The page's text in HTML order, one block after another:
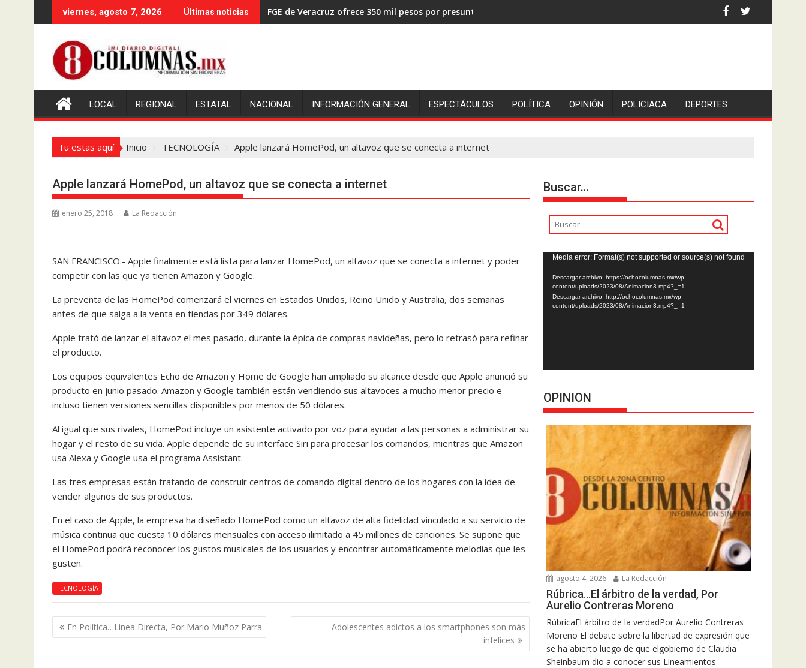
al
viernes, agosto 7, 2026 Últimas noticias FGE de Veracruz ofrece 350 mil pesos por presuntos asesinos de la comunicadora Avisack Douglas.
LOCAL REGIONAL ESTATAL NACIONAL INFORMACIÓN GENERAL ESPECTÁCULOS POLÍTICA OPINIÓN POLICIACA DEPORTES
Tu estas aquí Inicio TECNOLOGÍA Apple lanzará HomePod, un altavoz que se conecta a internet
Apple lanzará HomePod, un altavoz que se conecta a internet
enero 25, 2018 La Redacción
SAN FRANCISCO.- Apple finalmente está lista para lanzar HomePod, un altavoz que se conecta a internet y poder
competir con las que ya tienen Amazon y Google.
La preventa de las HomePod comenzará el viernes en Estados Unidos, Reino Unido y Australia, dos semanas
antes de que salga a la venta en tiendas por 349 dólares.
Apple trató de lanzar el altavoz el mes pasado, durante la épica de compras navideñas, pero lo retrasó para refinar
el producto.
Los equipos equivalentes Echo de Amazon y Home de Google han ampliado su alcance desde que Apple anunció su
producto en junio pasado. Amazon y Google también están vendiendo sus altavoces a mucho menor precio e
incluso tienen versiones sencillas disponibles por menos de 50 dólares.
Al igual que sus rivales, HomePod incluye un asistente activado por voz para ayudar a las personas a administrar su
hogar y el resto de su vida. Apple depende de su interface Siri para procesar los comandos, mientras que Amazon
usa Alexa y Google usa el programa Assistant.
Las tres empresas están tratando de construir centros de comando digital dentro de los hogares con la idea de
vender algunos de sus productos.
En el caso de Apple, la empresa ha diseñado HomePod como un altavoz de alta fidelidad vinculado a su servicio de
música continua que cuesta 10 dólares mensuales con acceso ilimitado a 45 millones de canciones. Se supone que
el HomePod podrá reconocer los gustos musicales de los usuarios y encontrar automáticamente melodías que les
gusten.
TECNOLOGÍA
Navegación
de
En Política…Linea Directa, Por Mario Muñoz Parra
Adolescentes adictos a los smartphones son más
infelices
Buscar…
Reproductor
de
vídeo
Media error: Format(s) not supported or source(s) not found
Descargar archivo: https://ochocolumnas.mx/wp-
content/uploads/2023/08/Animacion3.mp4?_=1
Descargar archivo: http://ochocolumnas.mx/wp-
content/uploads/2023/08/Animacion3.mp4?_=1
OPINION
agosto 4, 2026 La Redacción
Rúbrica…El árbitro de la verdad, Por
Aurelio Contreras Moreno
RúbricaEl árbitro de la verdadPor Aurelio Contreras
Moreno El debate sobre la libertad de expresión que
se ha abierto luego de que elgobierno de Claudia
Sheinbaum dio a conocer sus Lineamientos